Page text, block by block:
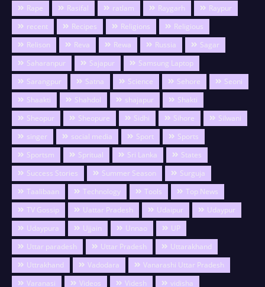
Rape
Rasifal ratlam Raygarh
Raypur
recent
Recipes Religions
Religious
Relison
Reva Rewa Russia
Sagar
Saharanpur
Sajapur
Samsung Laptop
Sarangpur
Satna Science Sehore
Seoni
Shaakti
Shahdol shajapur
Shakti
Sheopur
Sheopure Sidhi Sihore
Silwani
singer
social media Sport
Sports
Sportsm
Spritual Sri Lanka
States
Success Stories
Summer Season
Surguja
Taalibaan
Technology Tools
Top News
TV Gossip
Uattar Pradesh Udaipur
Udaypur
Udaypura
Ujjain Unnao
UP
Uttar paradesh
Uttar Pradesh
Uttarakhand
Uttrakhand
Vadodara
Vanarashi Uttar Pradesh
Varanasi
Videos Videsh vidisha